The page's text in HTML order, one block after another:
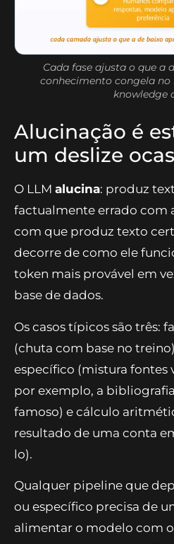
Cada fase ajusta o que a
conhecimento congela
knowledge
Alucinação é
um deslize
O LLM alucina: produz
factualmente errado com
com que produz texto
decorre de como ele
token mais provável em
base de dados.
Os casos típicos são três:
(chuta com base no
específico (mistura fontes
por exemplo, a
famoso) e cálculo
resultado de uma conta
lo).
Qualquer pipeline que
ou específico precisa de
alimentar o modelo com